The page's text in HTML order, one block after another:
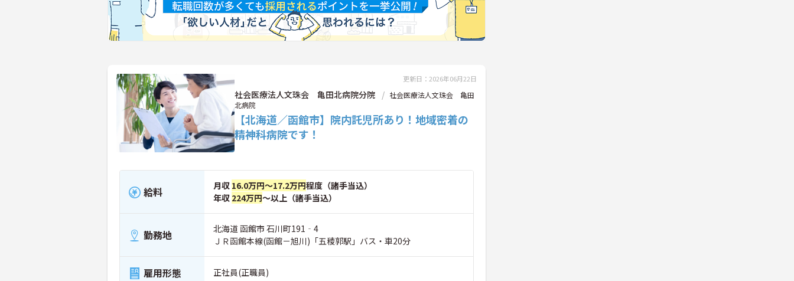
更新日：2026年06月22日
社会医療法人文珠会 亀田北病院分院
社会医療法人文珠会 亀田
北病院
【北海道／函館市】院内託児所あり！地域密着の
精神科病院です！
給料 月収 16.0万円～17.2万円程度（諸手当込）
年収 224万円～以上（諸手当込）
勤務地
北海道 函館市 石川町191‐4
ＪＲ函館本線(函館－旭川)「五稜郭駅」バス・車20分
雇用形態 正社員(正職員)